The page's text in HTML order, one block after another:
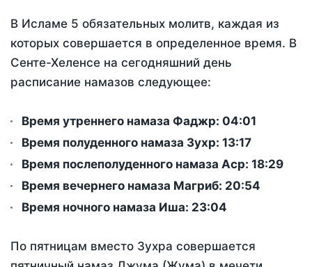
В Исламе 5 обязательных молитв, каждая из
которых совершается в определенное время. В
Сенте-Хеленсе на сегодняшний день
расписание намазов следующее:
Время утреннего намаза Фаджр: 04:01
Время полуденного намаза Зухр: 13:17
Время послеполуденного намаза Аср: 18:29
Время вечернего намаза Магриб: 20:54
Время ночного намаза Иша: 23:04
По пятницам вместо Зухра совершается